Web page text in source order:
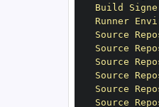
Build
Runner
Source
Source
Source
Source
Source
Source